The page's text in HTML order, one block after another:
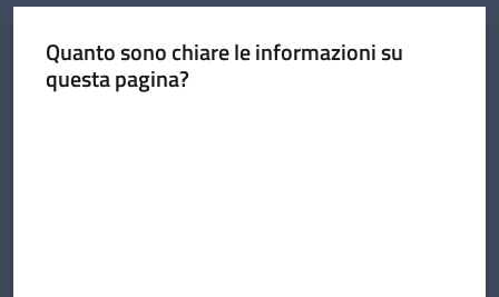
Quanto sono chiare le informazioni su
questa pagina?